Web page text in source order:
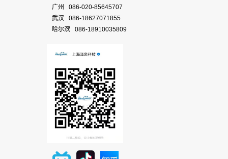
广州 086-020-85645707
武汉 086-18627071855
哈尔滨 086-18910035809